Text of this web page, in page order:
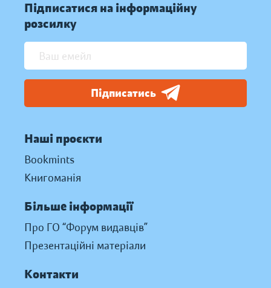
Підписатися на інформаційну
розсилку
Підписатись
Наші проєкти
Bookmints
Книгоманія
Більше інформації
Про ГО “Форум видавців”
Презентаційні матеріали
Контакти